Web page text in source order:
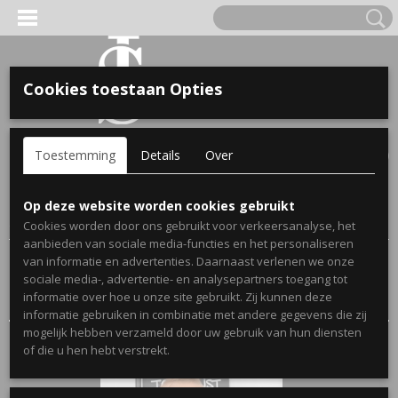
Inloggen Registreren
(0)
Home >Webshop>Bekendmakingen Zwangerschap
Spijkerjassen> Bekendmaking Broer/Zus
Sorteer op:
VOOR KINDEREN
OPA & OMA.
NAAM EN GEBOORTEJAAR
Cookies toestaan Opties
Toestemming Details Over
Op deze website worden cookies gebruikt
Cookies worden door ons gebruikt voor verkeersanalyse, het
aanbieden van sociale media-functies en het personaliseren
van informatie en advertenties. Daarnaast verlenen we onze
sociale media-, advertentie- en analysepartners toegang tot
informatie over hoe u onze site gebruikt. Zij kunnen deze
informatie gebruiken in combinatie met andere gegevens die zij
mogelijk hebben verzameld door uw gebruik van hun diensten
of die u hen hebt verstrekt.